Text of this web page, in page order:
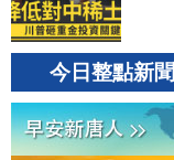
今日整點新聞